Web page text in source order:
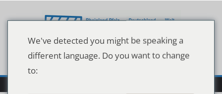
Inhalt
We've detected you might be speaking a
different language. Do you want to change
to: